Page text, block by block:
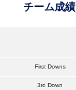
チーム成績
First Downs
3rd Down